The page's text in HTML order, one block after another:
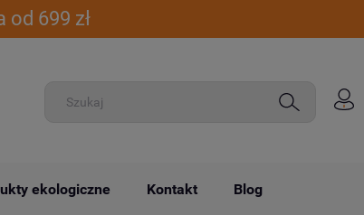
od 699 zł
ekologiczne Kontakt Blog